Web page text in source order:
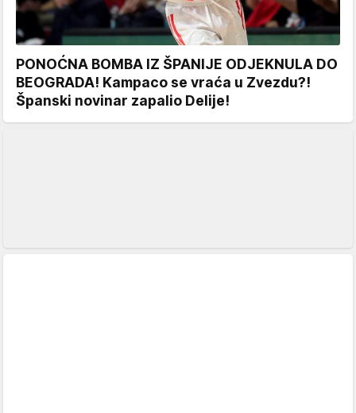
PONOĆNA BOMBA IZ ŠPANIJE ODJEKNULA DO
BEOGRADA! Kampaco se vraća u Zvezdu?!
Španski novinar zapalio Delije!